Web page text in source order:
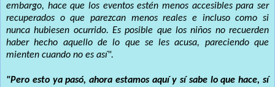
embargo, hace que los eventos estén menos accesibles para ser
recuperados o que parezcan menos reales e incluso como si
nunca hubiesen ocurrido. Es posible que los niños no recuerden
haber hecho aquello de lo que se les acusa, pareciendo que
mienten cuando no es así".
"Pero esto ya pasó, ahora estamos aquí y sí sabe lo que hace, sí